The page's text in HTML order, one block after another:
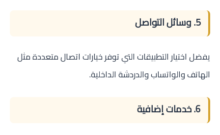
5. وسائل التواصل
يفضل اختيار التطبيقات التي توفر خيارات اتصال متعددة مثل
الهاتف والواتساب والدردشة الداخلية.
6. خدمات إضافية